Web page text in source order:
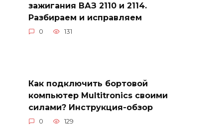
зажигания ВАЗ 2110 и 2114.
Разбираем и исправляем
0 131
Как подключить бортовой
компьютер Multitronics своими
силами? Инструкция-обзор
0 129